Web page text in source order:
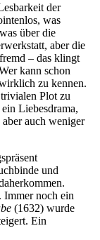
der
was
über die
aber die
– das klingt
kann schon
zu kennen.
Plot zu
Liebesdrama,
auch weniger
und
Immer noch ein
(1632) wurde
Ein